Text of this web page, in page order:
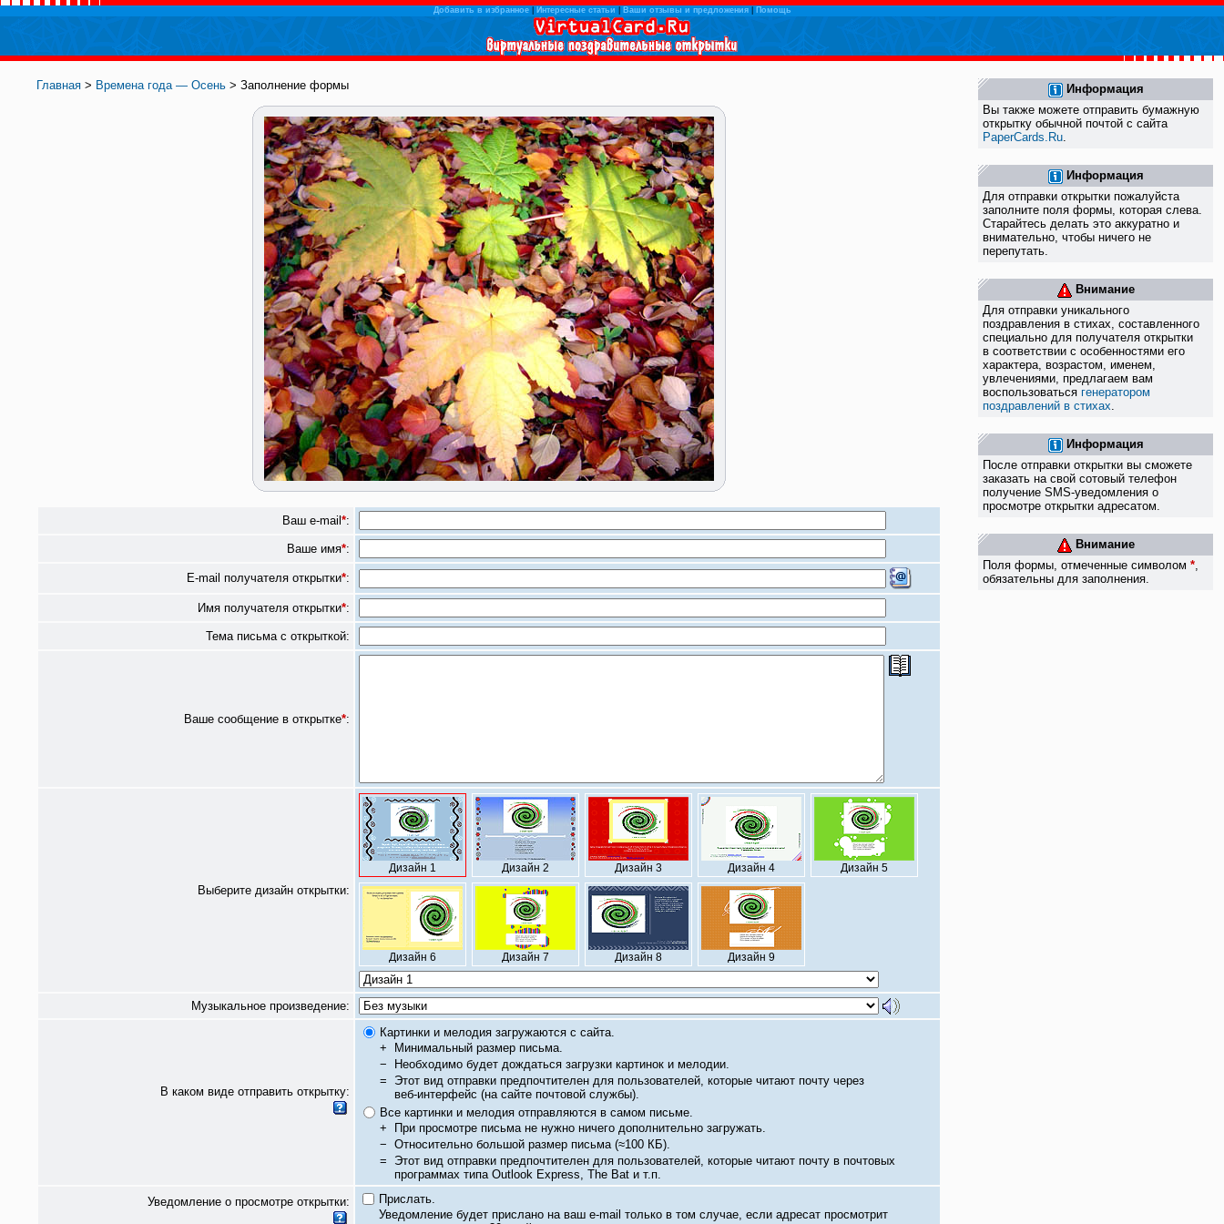
Добавить в избранное| Интересные статьи Ваши отзывы и предложения| Помощь
Главная > Времена года — Осень > Заполнение формы
Ваш e-mail *:
Ваше имя*:
E-mail получателя открытки*:
Имя получателя открытки*:
Тема письма с открыткой:
Ваше сообщение в открытке*:
Выберите дизайн открытки:
Дизайн 1 Дизайн 2 Дизайн 3 Дизайн 4 Дизайн 5
Дизайн 6 Дизайн 7 Дизайн 8 Дизайн 9
Музыкальное произведение:
В каком виде отправить открытку:
Картинки и мелодия загружаются с сайта.
+
Минимальный размер письма.
−
Необходимо будет дождаться загрузки картинок и мелодии.
= Этот вид отправки предпочтителен для пользователей, которые читают почту через
веб-интерфейс (на сайте почтовой службы).
Все картинки и мелодия отправляются в самом письме.
+
При просмотре письма не нужно ничего дополнительно загружать.
− Относительно большой размер письма (≈100 КБ).
= Этот вид отправки предпочтителен для пользователей, которые читают почту в почтовых
программах типа Outlook Express, The Bat и т.п.
Уведомление о просмотре открытки:
Прислать.
Уведомление будет прислано на ваш e-mail только в том случае, если адресат просмотрит
Информация
Вы также можете отправить бумажную
открытку обычной почтой с сайта
PaperCards.Ru.
Информация
Для отправки открытки пожалуйста
заполните поля формы, которая слева.
Старайтесь делать это аккуратно и
внимательно, чтобы ничего не
перепутать.
Внимание
Для отправки уникального
поздравления в стихах, составленного
специально для получателя открытки
в соответствии с особенностями его
характера, возрастом, именем,
увлечениями, предлагаем вам
воспользоваться генератором
поздравлений в стихах.
Информация
После отправки открытки вы сможете
заказать на свой сотовый телефон
получение SMS-уведомления о
просмотре открытки адресатом.
Внимание
Поля формы, отмеченные символом*,
обязательны для заполнения.